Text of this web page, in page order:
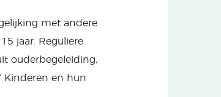
met andere
jaar. Reguliere
ouderbegeleiding,
Kinderen en hun